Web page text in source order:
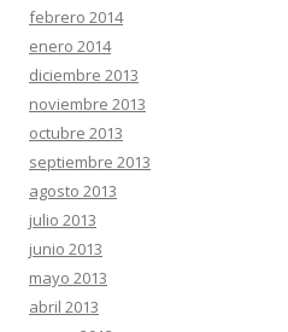
febrero 2014
enero 2014
diciembre 2013
noviembre 2013
octubre 2013
septiembre 2013
agosto 2013
julio 2013
junio 2013
mayo 2013
abril 2013